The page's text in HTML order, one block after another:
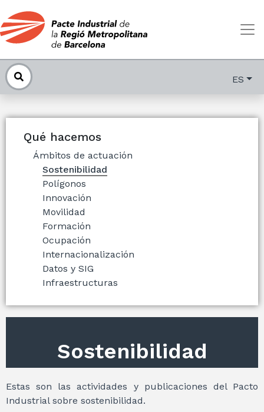
ES
Qué hacemos
Ámbitos de actuación
Sostenibilidad
Polígonos
Innovación
Movilidad
Formación
Ocupación
Internacionalización
Datos y SIG
Infraestructuras
Sostenibilidad
Estas son las actividades y publicaciones del Pacto
Industrial sobre sostenibilidad.